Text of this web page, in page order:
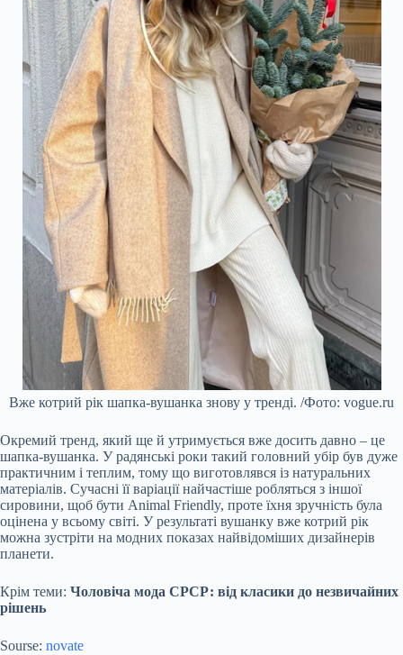
Вже котрий рік шапка-вушанка знову у тренді. /Фото: vogue.ru
Окремий тренд, який ще й утримується вже досить давно – це
шапка-вушанка. У радянські роки такий головний убір був дуже
практичним і теплим, тому що виготовлявся із натуральних
матеріалів. Сучасні її варіації найчастіше робляться з іншої
сировини, щоб бути Animal Friendly, проте їхня зручність була
оцінена у всьому світі. У результаті вушанку вже котрий рік
можна зустріти на модних показах найвідоміших дизайнерів
планети.
Крім теми: Чоловіча мода СРСР: від класики до незвичайних
рішень
Sourse: novate